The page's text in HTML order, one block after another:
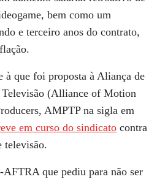
bem como um
e terceiro anos do contrato,
à que foi proposta à Aliança de
Televisão (Alliance of Motion
AMPTP na sigla em
em curso do sindicato contra
televisão.
que pediu para não ser